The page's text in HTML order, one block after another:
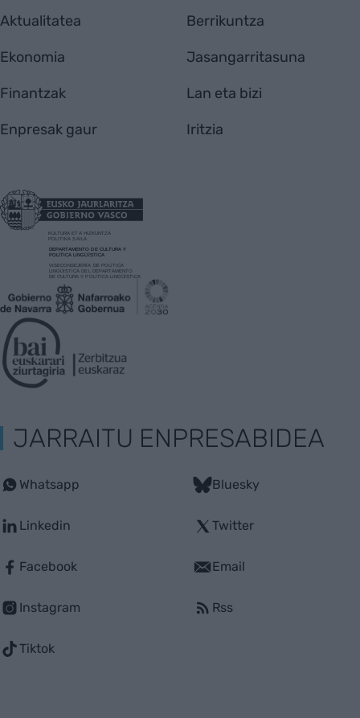
Aktualitatea
Ekonomia
Finantzak
Enpresak gaur
Berrikuntza
Jasangarritasuna
Lan eta bizi
Iritzia
JARRAITU ENPRESABIDEA
Whatsapp
Linkedin
Facebook
Instagram
Tiktok
Bluesky
Twitter
Email
Rss